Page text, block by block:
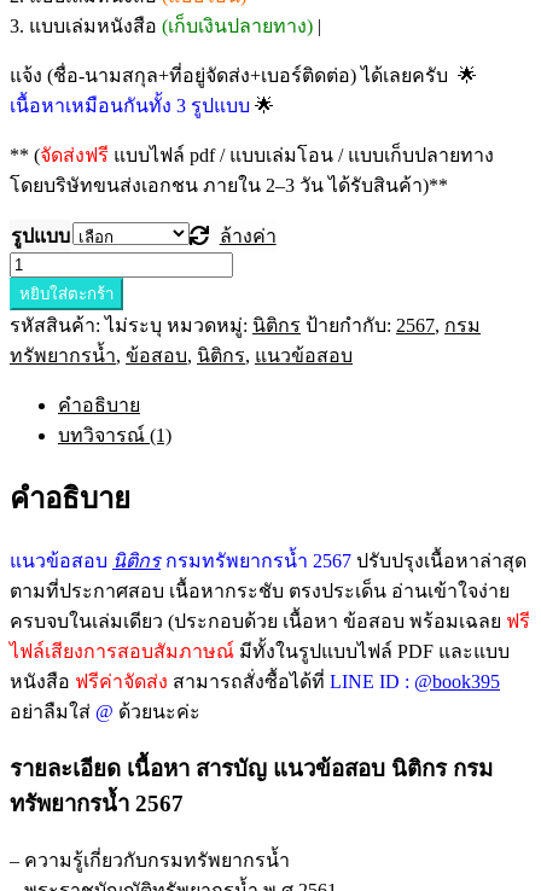
3. แบบเล่มหนังสือ (เก็บเงินปลายทาง) |
แจ้ง (ชื่อ-นามสกุล+ที่อยู่จัดส่ง+เบอร์ติดต่อ) ได้เลยครับ 🌟
เนื้อหาเหมือนกันทั้ง 3 รูปแบบ 🌟
** (จัดส่งฟรี แบบไฟล์ pdf / แบบเล่มโอน / แบบเก็บปลายทาง
โดยบริษัทขนส่งเอกชน ภายใน 2–3 วัน ได้รับสินค้า)**
รูปแบบ
ล้างค่า
จำนวน
แนว
ข้อสอบ
นิติกร
ทรัพยากร
อัพเดท
พร้อม
เฉลย
ชิ้น
หยิบใส่ตะกร้า
รหัสสินค้า:ไม่ระบุ หมวดหมู่: นิติกร ป้ายกำกับ: 2567, กรม
ทรัพยากรน้ำ, ข้อสอบ, นิติกร, แนวข้อสอบ
คำอธิบาย
บทวิจารณ์ (1)
คำอธิบาย
แนวข้อสอบ นิติกรกรมทรัพยากรน้ำ 2567 ปรับปรุงเนื้อหาล่าสุด
ตามที่ประกาศสอบ เนื้อหากระชับ ตรงประเด็น อ่านเข้าใจง่าย
ครบจบในเล่มเดียว (ประกอบด้วย เนื้อหา ข้อสอบ พร้อมเฉลย ฟรี
ไฟล์เสียงการสอบสัมภาษณ์ มีทั้งในรูปแบบไฟล์ PDF และแบบ
หนังสือ ฟรีค่าจัดส่ง สามารถสั่งซื้อได้ที่ LINE ID : @book395
อย่าลืมใส่ @ ด้วยนะค่ะ
รายละเอียด เนื้อหา สารบัญ แนวข้อสอบ นิติกร กรม
ทรัพยากรน้ำ 2567
– ความรู้เกี่ยวกับกรมทรัพยากรน้ำ